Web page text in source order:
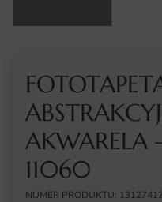
11060
NUMER PRODUKTU: